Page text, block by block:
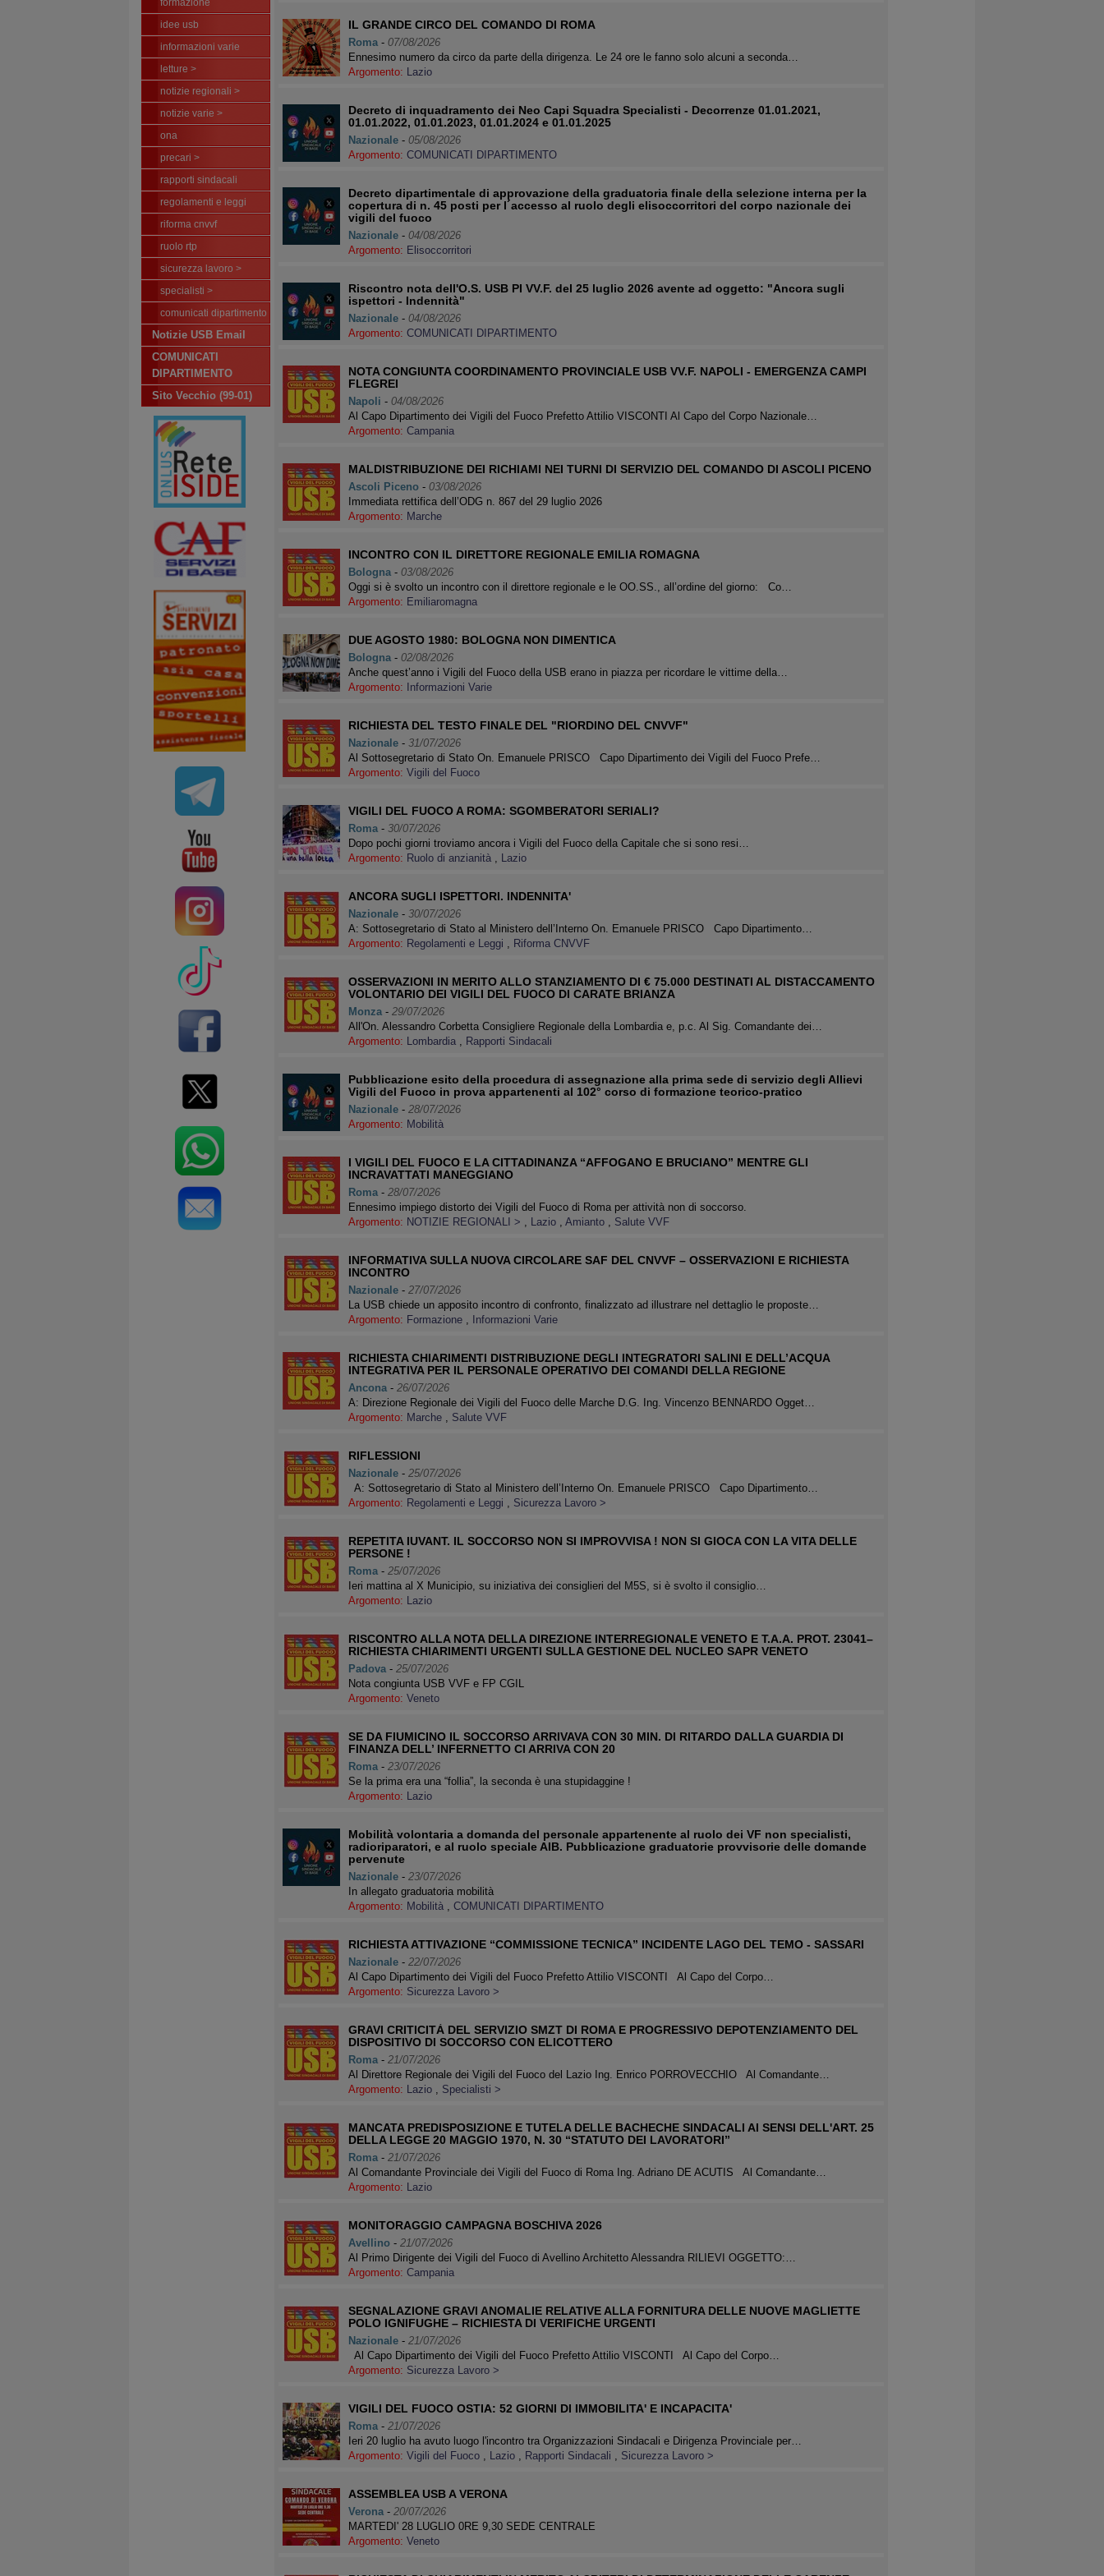
formazione
idee usb
informazioni varie
letture >
notizie regionali >
notizie varie >
ona
precari >
rapporti sindacali
regolamenti e leggi
riforma cnvvf
ruolo rtp
sicurezza lavoro >
specialisti >
comunicati dipartimento
Notizie USB Email
COMUNICATI
DIPARTIMENTO
Sito Vecchio (99-01)
IL GRANDE CIRCO DEL COMANDO DI ROMA
Roma- 07/08/2026
Ennesimo numero da circo da parte della dirigenza. Le 24 ore le fanno solo alcuni a seconda…
Argomento: Lazio
Decreto di inquadramento dei Neo Capi Squadra Specialisti - Decorrenze 01.01.2021,
01.01.2022, 01.01.2023, 01.01.2024 e 01.01.2025
Nazionale- 05/08/2026
Argomento: COMUNICATI DIPARTIMENTO
Decreto dipartimentale di approvazione della graduatoria finale della selezione interna per la
copertura di n. 45 posti per l´accesso al ruolo degli elisoccorritori del corpo nazionale dei
vigili del fuoco
Nazionale- 04/08/2026
Argomento: Elisoccorritori
Riscontro nota dell'O.S. USB PI VV.F. del 25 luglio 2026 avente ad oggetto: "Ancora sugli
ispettori - Indennità"
Nazionale- 04/08/2026
Argomento: COMUNICATI DIPARTIMENTO
NOTA CONGIUNTA COORDINAMENTO PROVINCIALE USB VV.F. NAPOLI - EMERGENZA CAMPI
FLEGREI
Napoli - 04/08/2026
Al Capo Dipartimento dei Vigili del Fuoco Prefetto Attilio VISCONTI Al Capo del Corpo Nazionale…
Argomento: Campania
MALDISTRIBUZIONE DEI RICHIAMI NEI TURNI DI SERVIZIO DEL COMANDO DI ASCOLI PICENO
Ascoli Piceno- 03/08/2026
Immediata rettifica dell’ODG n. 867 del 29 luglio 2026
Argomento: Marche
INCONTRO CON IL DIRETTORE REGIONALE EMILIA ROMAGNA
Bologna- 03/08/2026
Oggi si è svolto un incontro con il direttore regionale e le OO.SS., all’ordine del giorno: Co…
Argomento: Emiliaromagna
DUE AGOSTO 1980: BOLOGNA NON DIMENTICA
Bologna- 02/08/2026
Anche quest’anno i Vigili del Fuoco della USB erano in piazza per ricordare le vittime della…
Argomento:
Informazioni Varie
RICHIESTA DEL TESTO FINALE DEL "RIORDINO DEL CNVVF"
Nazionale- 31/07/2026
Al Sottosegretario di Stato On. Emanuele PRISCO Capo Dipartimento dei Vigili del Fuoco Prefe…
Argomento: Vigili del Fuoco
VIGILI DEL FUOCO A ROMA: SGOMBERATORI SERIALI?
Roma- 30/07/2026
Dopo pochi giorni troviamo ancora i Vigili del Fuoco della Capitale che si sono resi…
Argomento: Ruolo di anzianità , Lazio
ANCORA SUGLI ISPETTORI. INDENNITA'
Nazionale- 30/07/2026
A: Sottosegretario di Stato al Ministero dell’Interno On. Emanuele PRISCO Capo Dipartimento…
Argomento: Regolamenti e Leggi , Riforma CNVVF
OSSERVAZIONI IN MERITO ALLO STANZIAMENTO DI € 75.000 DESTINATI AL DISTACCAMENTO
VOLONTARIO DEI VIGILI DEL FUOCO DI CARATE BRIANZA
Monza- 29/07/2026
All'On. Alessandro Corbetta Consigliere Regionale della Lombardia e, p.c. Al Sig. Comandante dei…
Argomento: Lombardia , Rapporti Sindacali
Pubblicazione esito della procedura di assegnazione alla prima sede di servizio degli Allievi
Vigili del Fuoco in prova appartenenti al 102° corso di formazione teorico-pratico
Nazionale- 28/07/2026
Argomento: Mobilità
I VIGILI DEL FUOCO E LA CITTADINANZA “AFFOGANO E BRUCIANO” MENTRE GLI
INCRAVATTATI MANEGGIANO
Roma- 28/07/2026
Ennesimo impiego distorto dei Vigili del Fuoco di Roma per attività non di soccorso.
Argomento: NOTIZIE REGIONALI > , Lazio , Amianto , Salute VVF
INFORMATIVA SULLA NUOVA CIRCOLARE SAF DEL CNVVF – OSSERVAZIONI E RICHIESTA
INCONTRO
Nazionale- 27/07/2026
La USB chiede un apposito incontro di confronto, finalizzato ad illustrare nel dettaglio le proposte…
Argomento: Formazione , Informazioni Varie
RICHIESTA CHIARIMENTI DISTRIBUZIONE DEGLI INTEGRATORI SALINI E DELL’ACQUA
INTEGRATIVA PER IL PERSONALE OPERATIVO DEI COMANDI DELLA REGIONE
Ancona- 26/07/2026
A: Direzione Regionale dei Vigili del Fuoco delle Marche D.G. Ing. Vincenzo BENNARDO Ogget…
Argomento: Marche , Salute VVF
RIFLESSIONI
Nazionale- 25/07/2026
A: Sottosegretario di Stato al Ministero dell’Interno On. Emanuele PRISCO Capo Dipartimento…
Argomento: Regolamenti e Leggi , Sicurezza Lavoro >
REPETITA IUVANT. IL SOCCORSO NON SI IMPROVVISA ! NON SI GIOCA CON LA VITA DELLE
PERSONE !
Roma- 25/07/2026
Ieri mattina al X Municipio, su iniziativa dei consiglieri del M5S, si è svolto il consiglio…
Argomento: Lazio
RISCONTRO ALLA NOTA DELLA DIREZIONE INTERREGIONALE VENETO E T.A.A. PROT. 23041–
RICHIESTA CHIARIMENTI URGENTI SULLA GESTIONE DEL NUCLEO SAPR VENETO
Padova- 25/07/2026
Nota congiunta USB VVF e FP CGIL
Argomento: Veneto
SE DA FIUMICINO IL SOCCORSO ARRIVAVA CON 30 MIN. DI RITARDO DALLA GUARDIA DI
FINANZA DELL’ INFERNETTO CI ARRIVA CON 20
Roma- 23/07/2026
Se la prima era una “follia”, la seconda è una stupidaggine !
Argomento: Lazio
Mobilità volontaria a domanda del personale appartenente al ruolo dei VF non specialisti,
radioriparatori, e al ruolo speciale AIB. Pubblicazione graduatorie provvisorie delle domande
pervenute
Nazionale- 23/07/2026
In allegato graduatoria mobilità
Argomento: Mobilità , COMUNICATI DIPARTIMENTO
RICHIESTA ATTIVAZIONE “COMMISSIONE TECNICA” INCIDENTE LAGO DEL TEMO - SASSARI
Nazionale- 22/07/2026
Al Capo Dipartimento dei Vigili del Fuoco Prefetto Attilio VISCONTI Al Capo del Corpo…
Argomento: Sicurezza Lavoro >
GRAVI CRITICITÀ DEL SERVIZIO SMZT DI ROMA E PROGRESSIVO DEPOTENZIAMENTO DEL
DISPOSITIVO DI SOCCORSO CON ELICOTTERO
Roma- 21/07/2026
Al Direttore Regionale dei Vigili del Fuoco del Lazio Ing. Enrico PORROVECCHIO Al Comandante…
Argomento: Lazio , Specialisti >
MANCATA PREDISPOSIZIONE E TUTELA DELLE BACHECHE SINDACALI AI SENSI DELL'ART. 25
DELLA LEGGE 20 MAGGIO 1970, N. 30 “STATUTO DEI LAVORATORI”
Roma- 21/07/2026
Al Comandante Provinciale dei Vigili del Fuoco di Roma Ing. Adriano DE ACUTIS Al Comandante…
Argomento: Lazio
MONITORAGGIO CAMPAGNA BOSCHIVA 2026
Avellino- 21/07/2026
Al Primo Dirigente dei Vigili del Fuoco di Avellino Architetto Alessandra RILIEVI OGGETTO:…
Argomento: Campania
SEGNALAZIONE GRAVI ANOMALIE RELATIVE ALLA FORNITURA DELLE NUOVE MAGLIETTE
POLO IGNIFUGHE – RICHIESTA DI VERIFICHE URGENTI
Nazionale- 21/07/2026
Al Capo Dipartimento dei Vigili del Fuoco Prefetto Attilio VISCONTI Al Capo del Corpo…
Argomento: Sicurezza Lavoro >
VIGILI DEL FUOCO OSTIA: 52 GIORNI DI IMMOBILITA' E INCAPACITA'
Roma- 21/07/2026
Ieri 20 luglio ha avuto luogo l'incontro tra Organizzazioni Sindacali e Dirigenza Provinciale per…
Argomento: Vigili del Fuoco , Lazio , Rapporti Sindacali , Sicurezza Lavoro >
ASSEMBLEA USB A VERONA
Verona- 20/07/2026
MARTEDI' 28 LUGLIO 0RE 9,30 SEDE CENTRALE
Argomento: Veneto